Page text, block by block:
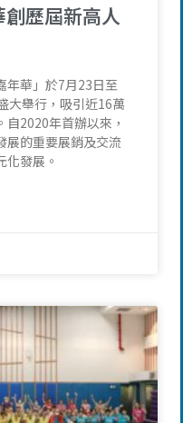
歷屆新高人
年華」於7月23日至
大舉行，吸引近16萬
2020年首辦以來，
展的重要展銷及交流
發展。